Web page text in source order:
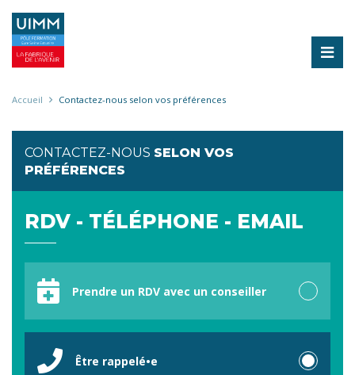
contenu
principal
Fil
Accueil Contactez-nous selon vos préférences
CONTACTEZ-NOUS SELON VOS
PRÉFÉRENCES
RDV - TÉLÉPHONE - EMAIL
préférencePrendre un RDV avec un conseiller
Être rappelé•e